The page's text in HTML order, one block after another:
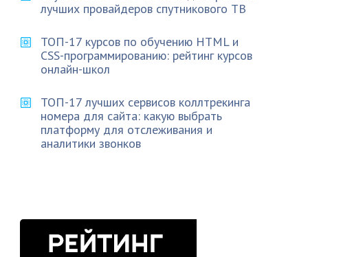
лучших провайдеров спутникового ТВ
ТОП-17 курсов по обучению HTML и
CSS-программированию: рейтинг курсов
онлайн-школ
ТОП-17 лучших сервисов коллтрекинга
номера для сайта: какую выбрать
платформу для отслеживания и
аналитики звонков